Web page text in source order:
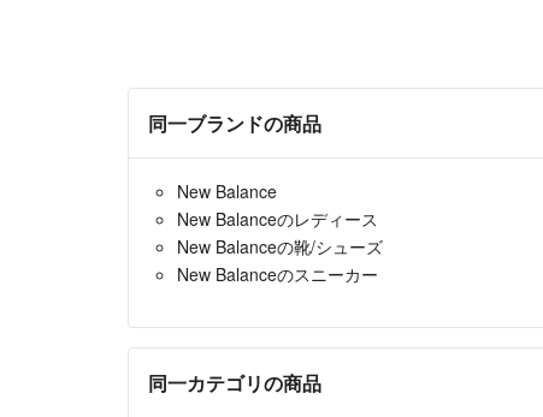
同一ブランドの商品
New Balance
New Balanceのレディース
New Balanceの靴/シューズ
New Balanceのスニーカー
同一カテゴリの商品